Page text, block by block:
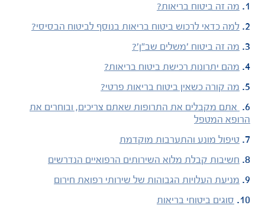
מה זה ביטוח בריאות?
למה כדאי לרכוש ביטוח בריאות בנוסף לביטוח הבסיסי?
מה זה ביטוח 'משלים שב"ן'?
מהם יתרונות רכישת ביטוח בריאות?
מה קורה כשאין ביטוח בריאות פרטי?
אתם מקבלים את התרופות שאתם צריכים, ובוחרים את
הרופא המטפל
טיפול מונע והתערבות מוקדמת
חשיבות קבלת מלוא השירותים הרפואיים הנדרשים
מניעת העלויות הגבוהות של שירותי רפואת חירום
סוגים ביטוחי בריאות